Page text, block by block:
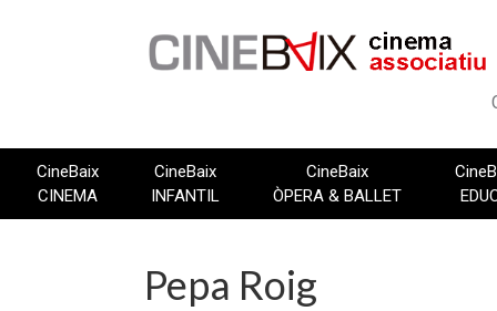
CineBaix
CINEMA
CineBaix
INFANTIL
CineBaix
ÒPERA & BALLET
Pepa Roig